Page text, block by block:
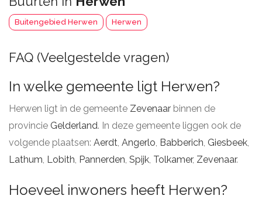
Buitengebied Herwen Herwen
FAQ (Veelgestelde vragen)
In welke gemeente ligt Herwen?
Herwen ligt in de gemeente Zevenaar binnen de
provincie Gelderland. In deze gemeente liggen ook de
volgende plaatsen: Aerdt, Angerlo, Babberich, Giesbeek,
Lathum, Lobith, Pannerden, Spijk, Tolkamer, Zevenaar.
Hoeveel inwoners heeft Herwen?